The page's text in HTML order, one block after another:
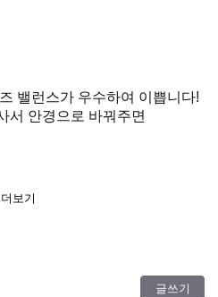
밸런스가 우수하여 이쁩니다!
서 안경으로 바꿔주면
더보기
글쓰기